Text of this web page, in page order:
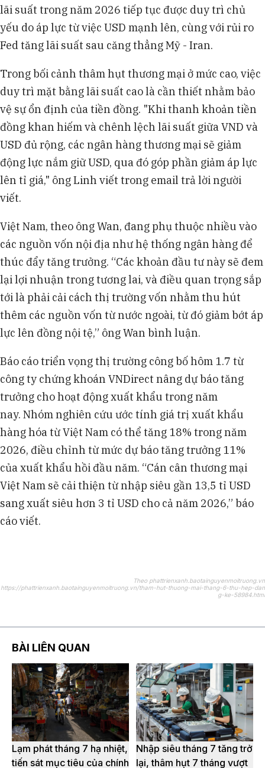
lãi suất trong năm 2026 tiếp tục được duy trì chủ
yếu do áp lực từ việc USD mạnh lên, cùng với rủi ro
Fed tăng lãi suất sau căng thẳng Mỹ - Iran.
Trong bối cảnh thâm hụt thương mại ở mức cao, việc
duy trì mặt bằng lãi suất cao là cần thiết nhằm bảo
vệ sự ổn định của tiền đồng. "Khi thanh khoản tiền
đồng khan hiếm và chênh lệch lãi suất giữa VND và
USD đủ rộng, các ngân hàng thương mại sẽ giảm
động lực nắm giữ USD, qua đó góp phần giảm áp lực
lên tỉ giá," ông Linh viết trong email trả lời người
viết.
Việt Nam, theo ông Wan, đang phụ thuộc nhiều vào
các nguồn vốn nội địa như hệ thống ngân hàng để
thúc đẩy tăng trưởng. “Các khoản đầu tư này sẽ đem
lại lợi nhuận trong tương lai, và điều quan trọng sắp
tới là phải cải cách thị trường vốn nhằm thu hút
thêm các nguồn vốn từ nước ngoài, từ đó giảm bớt áp
lực lên đồng nội tệ,” ông Wan bình luận.
Báo cáo triển vọng thị trường công bố hôm 1.7 từ
công ty chứng khoán VNDirect nâng dự báo tăng
trưởng cho hoạt động xuất khẩu trong năm
nay. Nhóm nghiên cứu ước tính giá trị xuất khẩu
hàng hóa từ Việt Nam có thể tăng 18% trong năm
2026, điều chỉnh từ mức dự báo tăng trưởng 11%
của xuất khẩu hồi đầu năm. “Cán cân thương mại
Việt Nam sẽ cải thiện từ nhập siêu gần 13,5 tỉ USD
sang xuất siêu hơn 3 tỉ USD cho cả năm 2026,” báo
cáo viết.
Theo phattrienxanh.baotainguyenmoitruong.vn
https://phattrienxanh.baotainguyenmoitruong.vn/tham-hut-thuong-mai-thang-6-thu-hep-dan
g-ke-58984.html
BÀI LIÊN QUAN
Lạm phát tháng 7 hạ nhiệt,
tiến sát mục tiêu của chính
Nhập siêu tháng 7 tăng trở
lại, thâm hụt 7 tháng vượt